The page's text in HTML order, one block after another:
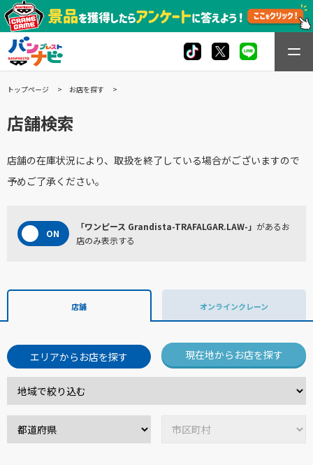
トップページ お店を探す
店舗検索
店舗の在庫状況により、取扱を終了している場合がございますので
予めご了承ください。
「ワンピース Grandista-TRAFALGAR.LAW-」 があるお
店のみ表示する
店舗 オンラインクレーン
エリアからお店を探す 現在地からお店を探す